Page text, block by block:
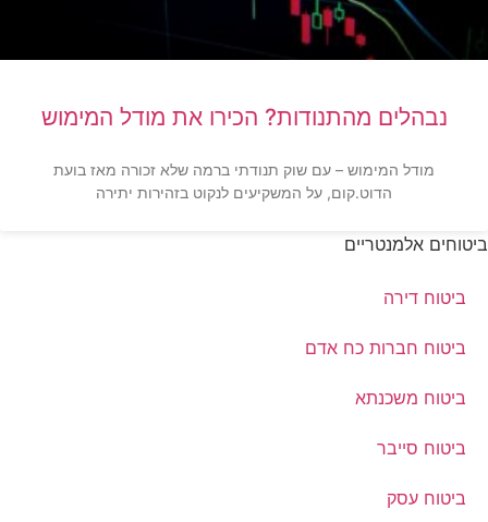
נבהלים מהתנודות? הכירו את מודל המימוש
מודל המימוש – עם שוק תנודתי ברמה שלא זכורה מאז בועת
הדוט.קום, על המשקיעים לנקוט בזהירות יתירה
ביטוחים אלמנטריים
ביטוח דירה
ביטוח חברות כח אדם
ביטוח משכנתא
ביטוח סייבר
ביטוח עסק